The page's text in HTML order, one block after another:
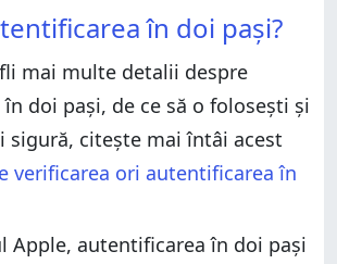
aplicația Configurări
setările "Parolă și securitate"
autentificarea în doi pași
sau iPad atunci când te conectezi
prima dată pe un dispozitiv
în doi pași pentru ID-ul
în doi pași?
mai multe detalii despre
doi pași, de ce să o folosești și
sigură, citește mai întâi acest
verificarea ori autentificarea în
Apple, autentificarea în doi pași